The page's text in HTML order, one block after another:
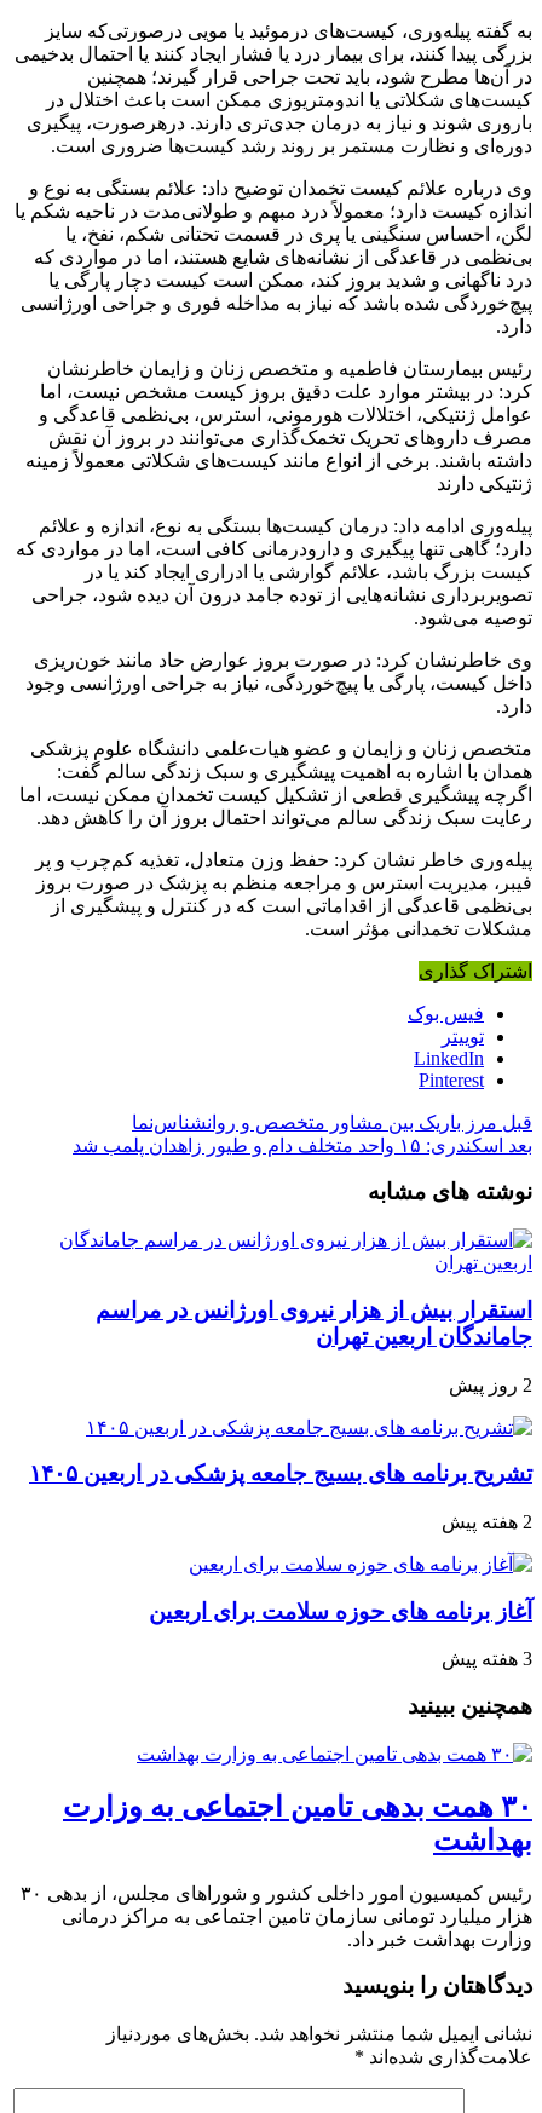
به گفته پیله‌وری، کیست‌های درموئید یا مویی درصورتی‌که سایز
بزرگی پیدا کنند، برای بیمار درد یا فشار ایجاد کنند یا احتمال بدخیمی
در آن‌ها مطرح شود، باید تحت جراحی قرار گیرند؛ همچنین
کیست‌های شکلاتی یا اندومتریوزی ممکن است باعث اختلال در
باروری شوند و نیاز به درمان جدی‌تری دارند. درهرصورت، پیگیری
دوره‌ای و نظارت مستمر بر روند رشد کیست‌ها ضروری است.
وی درباره علائم کیست تخمدان توضیح داد: علائم بستگی به نوع و
اندازه کیست دارد؛ معمولاً درد مبهم و طولانی‌مدت در ناحیه شکم یا
لگن، احساس سنگینی یا پری در قسمت تحتانی شکم، نفخ، یا
بی‌نظمی در قاعدگی از نشانه‌های شایع هستند، اما در مواردی که
درد ناگهانی و شدید بروز کند، ممکن است کیست دچار پارگی یا
پیچ‌خوردگی شده باشد که نیاز به مداخله فوری و جراحی اورژانسی
دارد.
رئیس بیمارستان فاطمیه و متخصص زنان و زایمان خاطرنشان
کرد: در بیشتر موارد علت دقیق بروز کیست مشخص نیست، اما
عوامل ژنتیکی، اختلالات هورمونی، استرس، بی‌نظمی قاعدگی و
مصرف داروهای تحریک تخمک‌گذاری می‌توانند در بروز آن نقش
داشته باشند. برخی از انواع مانند کیست‌های شکلاتی معمولاً زمینه
ژنتیکی دارند
پیله‌وری ادامه داد: درمان کیست‌ها بستگی به نوع، اندازه و علائم
دارد؛ گاهی تنها پیگیری و دارودرمانی کافی است، اما در مواردی که
کیست بزرگ باشد، علائم گوارشی یا ادراری ایجاد کند یا در
تصویربرداری نشانه‌هایی از توده جامد درون آن دیده شود، جراحی
توصیه می‌شود.
وی خاطرنشان کرد: در صورت بروز عوارض حاد مانند خون‌ریزی
داخل کیست، پارگی یا پیچ‌خوردگی، نیاز به جراحی اورژانسی وجود
دارد.
متخصص زنان و زایمان و عضو هیات‌علمی دانشگاه علوم پزشکی
همدان با اشاره به اهمیت پیشگیری و سبک زندگی سالم گفت:
اگرچه پیشگیری قطعی از تشکیل کیست تخمدان ممکن نیست، اما
رعایت سبک زندگی سالم می‌تواند احتمال بروز آن را کاهش دهد.
پیله‌وری خاطر نشان کرد: حفظ وزن متعادل، تغذیه کم‌چرب و پر
فیبر، مدیریت استرس و مراجعه منظم به پزشک در صورت بروز
بی‌نظمی قاعدگی از اقداماتی است که در کنترل و پیشگیری از
مشکلات تخمدانی مؤثر است.
اشتراک گذاری
فیس بوک
توییتر
LinkedIn
Pinterest
قبل مرز باریک بین مشاور متخصص و روانشناس‌نما
بعد اسکندری: ۱۵ واحد متخلف دام و طیور زاهدان پلمب شد
نوشته های مشابه
استقرار بیش از هزار نیروی اورژانس در مراسم
جاماندگان اربعین تهران
2 روز پیش
تشریح برنامه های بسیج جامعه پزشکی در اربعین ۱۴۰۵
2 هفته پیش
آغاز برنامه های حوزه سلامت برای اربعین
3 هفته پیش
همچنین ببینید
۳۰ همت بدهی تامین اجتماعی به وزارت
بهداشت
رئیس کمیسیون امور داخلی کشور و شوراهای مجلس، از بدهی ۳۰
هزار میلیارد تومانی سازمان تامین اجتماعی به مراکز درمانی
وزارت بهداشت خبر داد.
دیدگاهتان را بنویسید
نشانی ایمیل شما منتشر نخواهد شد. بخش‌های موردنیاز
علامت‌گذاری شده‌اند *